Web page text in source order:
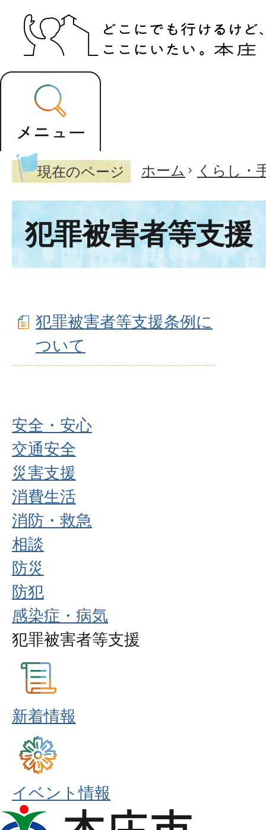
現在のページ ホーム くらし・
犯罪被害者等支援
犯罪被害者等支援条例に
ついて
安全・安心
交通安全
災害支援
消費生活
消防・救急
相談
防災
防犯
感染症・病気
犯罪被害者等支援
新着情報
イベント情報
本